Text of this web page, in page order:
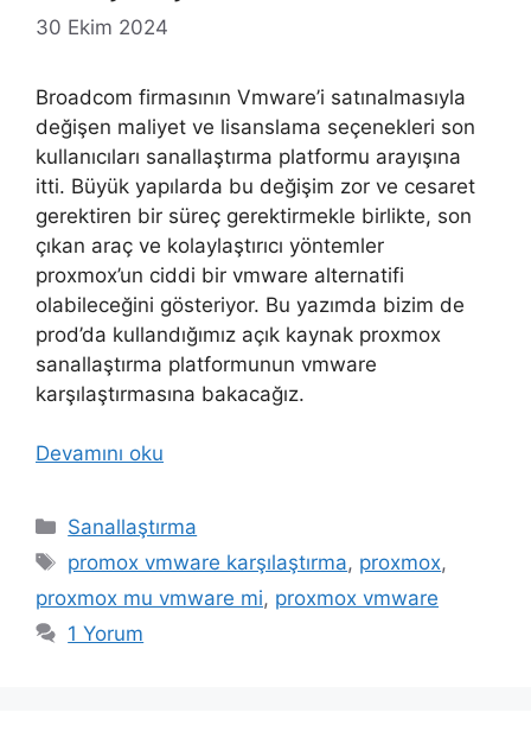
30 Ekim 2024
Broadcom firmasının Vmware’i satınalmasıyla
değişen maliyet ve lisanslama seçenekleri son
kullanıcıları sanallaştırma platformu arayışına
itti. Büyük yapılarda bu değişim zor ve cesaret
gerektiren bir süreç gerektirmekle birlikte, son
çıkan araç ve kolaylaştırıcı yöntemler
proxmox’un ciddi bir vmware alternatifi
olabileceğini gösteriyor. Bu yazımda bizim de
prod’da kullandığımız açık kaynak proxmox
sanallaştırma platformunun vmware
karşılaştırmasına bakacağız.
Devamını oku
Kategoriler
Sanallaştırma
Etiketler
promox vmware karşılaştırma, proxmox,
proxmox mu vmware mi, proxmox vmware
1 Yorum